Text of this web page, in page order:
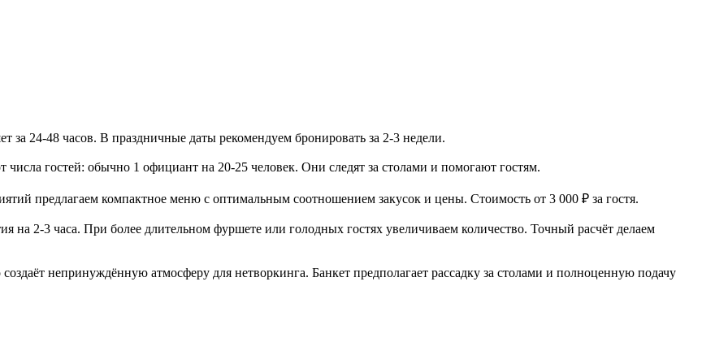
24-48 часов. В праздничные даты рекомендуем бронировать за 2-3 недели.
гостей: обычно 1 официант на 20-25 человек. Они следят за столами и помогают гостям.
предлагаем компактное меню с оптимальным соотношением закусок и цены. Стоимость от 3 000 ₽ за гостя.
на 2-3 часа. При более длительном фуршете или голодных гостях увеличиваем количество. Точный расчёт делаем
непринуждённую атмосферу для нетворкинга. Банкет предполагает рассадку за столами и полноценную подачу